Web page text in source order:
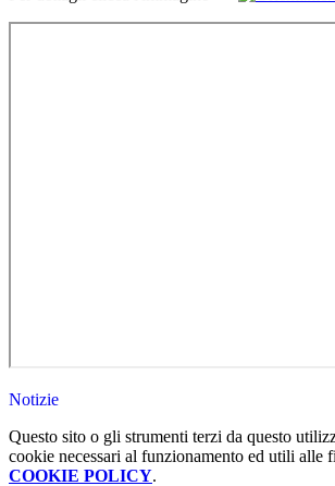
Notizie
Questo sito o gli strumenti terzi da questo
cookie necessari al funzionamento ed utili alle
COOKIE POLICY.